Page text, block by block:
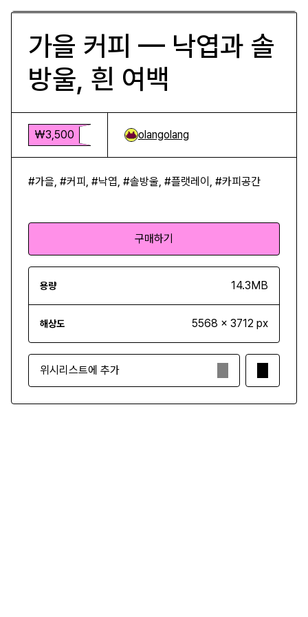
가을 커피 — 낙엽과 솔
방울, 흰 여백
₩3,500 olangolang
#가을, #커피, #낙엽, #솔방울, #플랫레이, #카피공간
구매하기
용량 14.3MB
해상도 5568 x 3712 px
위시리스트에 추가